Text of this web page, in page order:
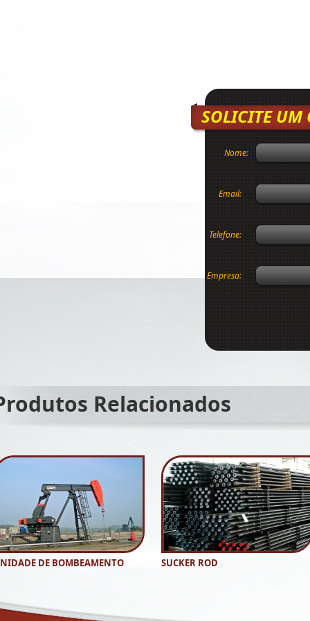
SOLICITE UM
Nome:
Email:
Telefone:
Empresa:
Relacionados
DE BOMBEAMENTO SUCKER ROD